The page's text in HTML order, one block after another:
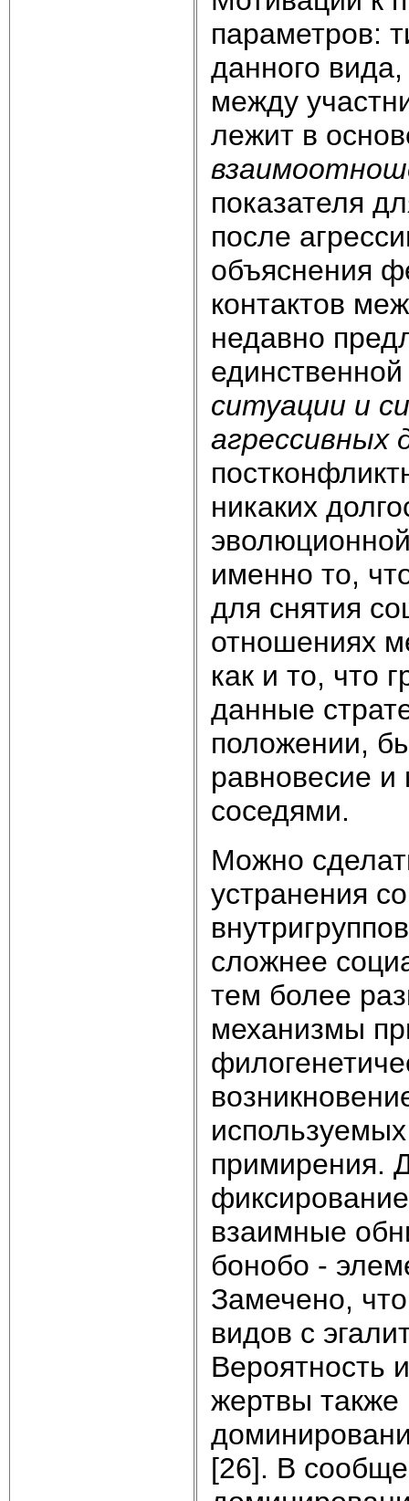
параметров:
данного
между
лежит в
показателя
после
объяснения
контактов
недавно
ситуации и
агрессивных
никаких
именно то,
для снятия
отношениях
как и то, что
данные
положении,
равновесие и
соседями.
Можно
устранения
сложнее
тем более
механизмы
примирения.
взаимные
бонобо -
Замечено,
видов с
Вероятность
жертвы также
[26]. В